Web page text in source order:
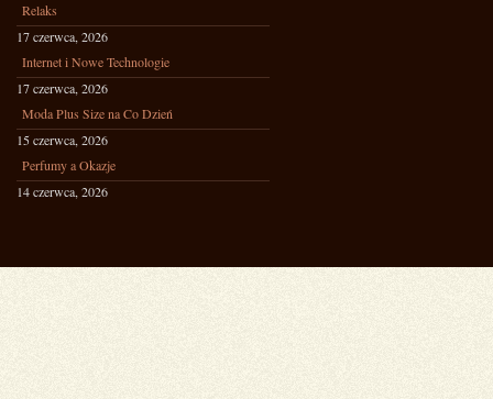
Relaks
17 czerwca, 2026
Internet i Nowe Technologie
17 czerwca, 2026
Moda Plus Size na Co Dzień
15 czerwca, 2026
Perfumy a Okazje
14 czerwca, 2026